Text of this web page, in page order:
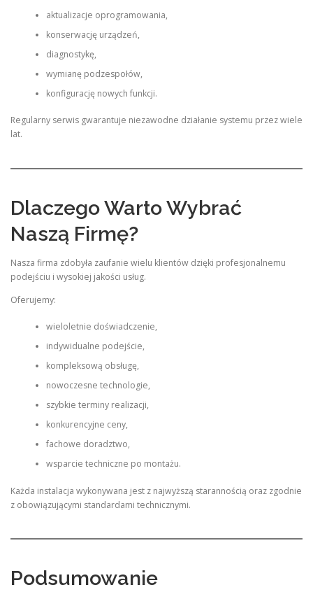
aktualizacje oprogramowania,
konserwację urządzeń,
diagnostykę,
wymianę podzespołów,
konfigurację nowych funkcji.
Regularny serwis gwarantuje niezawodne działanie systemu przez wiele
lat.
Dlaczego Warto Wybrać
Naszą Firmę?
Nasza firma zdobyła zaufanie wielu klientów dzięki profesjonalnemu
podejściu i wysokiej jakości usług.
Oferujemy:
wieloletnie doświadczenie,
indywidualne podejście,
kompleksową obsługę,
nowoczesne technologie,
szybkie terminy realizacji,
konkurencyjne ceny,
fachowe doradztwo,
wsparcie techniczne po montażu.
Każda instalacja wykonywana jest z najwyższą starannością oraz zgodnie
z obowiązującymi standardami technicznymi.
Podsumowanie